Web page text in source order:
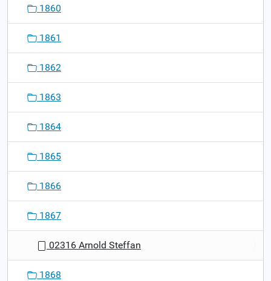
1860
1861
1862
1863
1864
1865
1866
1867
02316 Arnold Steffan
1868